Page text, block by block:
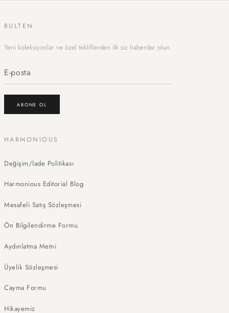
BULTEN
Yeni koleksiyonlar ve özel tekliflerden ilk siz haberdar olun.
ABONE OL
HARMONIOUS
Değişim/İade Politikası
Harmonious Editorial Blog
Mesafeli Satış Sözleşmesi
Ön Bilgilendirme Formu
Aydınlatma Metni
Üyelik Sözleşmesi
Cayma Formu
Hikayemiz